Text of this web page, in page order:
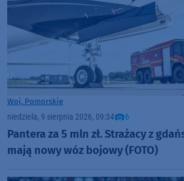
Woj. Pomorskie
niedziela, 9 sierpnia 2026, 09:34 6
Pantera za 5 mln zł. Strażacy z
mają nowy wóz bojowy (FOTO)